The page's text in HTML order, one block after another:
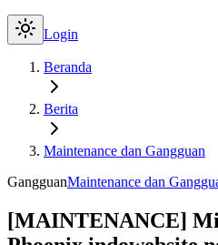
Login
Beranda
Berita
Maintenance dan Gangguan
GangguanMaintenance dan
[MAINTENANCE]